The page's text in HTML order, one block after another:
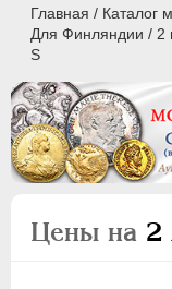
Главная / Каталог
Для Финляндии / 2
S
Цены на 2
ПEТР I 1699 -
ЕКАТЕРИНА I
АННА